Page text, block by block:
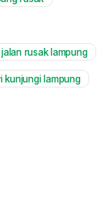
Mute
jalan rusak lampung
kunjungi lampung